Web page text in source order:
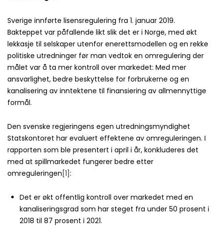
Sverige innførte lisensregulering fra 1. januar 2019.
Bakteppet var påfallende likt slik det er i Norge, med økt
lekkasje til selskaper utenfor enerettsmodellen og en rekke
politiske utredninger før man vedtok en omregulering der
målet var å ta mer kontroll over markedet: Med mer
ansvarlighet, bedre beskyttelse for forbrukerne og en
kanalisering av inntektene til finansiering av allmennyttige
formål.
Den svenske regjeringens egen utredningsmyndighet
Statskontoret har evaluert effektene av omreguleringen. I
rapporten som ble presentert i april i år, konkluderes det
med at spillmarkedet fungerer bedre etter
omreguleringen [1]:
Det er økt offentlig kontroll over markedet med en
kanaliseringsgrad som har steget fra under 50 prosent i
2018 til 87 prosent i 2021.